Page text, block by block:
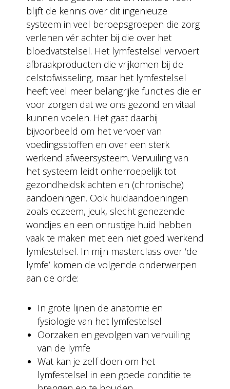
blijft de kennis over dit ingenieuze
systeem in veel beroepsgroepen die zorg
verlenen vér achter bij die over het
bloedvatstelsel. Het lymfestelsel vervoert
afbraakproducten die vrijkomen bij de
celstofwisseling, maar het lymfestelsel
heeft veel meer belangrijke functies die er
voor zorgen dat we ons gezond en vitaal
kunnen voelen. Het gaat daarbij
bijvoorbeeld om het vervoer van
voedingsstoffen en over een sterk
werkend afweersysteem. Vervuiling van
het systeem leidt onherroepelijk tot
gezondheidsklachten en (chronische)
aandoeningen. Ook huidaandoeningen
zoals eczeem, jeuk, slecht genezende
wondjes en een onrustige huid hebben
vaak te maken met een niet goed werkend
lymfestelsel. In mijn masterclass over ‘de
lymfe’ komen de volgende onderwerpen
aan de orde:
In grote lijnen de anatomie en
fysiologie van het lymfestelsel
Oorzaken en gevolgen van vervuiling
van de lymfe
Wat kan je zelf doen om het
lymfestelsel in een goede conditie te